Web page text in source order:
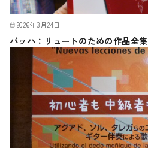
2026年3月24日
バッハ：リュートのための作品全集